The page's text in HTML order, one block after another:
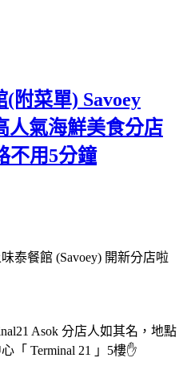
(附菜單) Savoey
人氣海鮮美食分店
不用5分鐘
泰餐館 (Savoey) 開新分店啦
Asok 分店人如其名，地點
「 Terminal 21 」5樓✋